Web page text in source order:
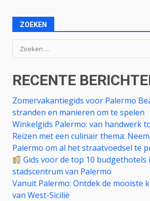
ZOEKEN
Zoeken
naar:
RECENTE
Zomervakantiegids voor Palermo
stranden en manieren om te spelen
Winkelgids Palermo: van handwerk
Reizen met een culinair thema:
Palermo om al het straatvoedsel te
Gids voor de top 10 budgethotels
stadscentrum van Palermo
Vanuit Palermo: Ontdek de mooiste
van West-Sicilië